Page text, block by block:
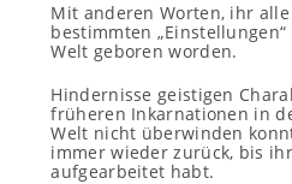
Mit anderen Worten, ihr
bestimmten
Welt geboren worden.
Hindernisse geistigen
früheren Inkarnationen in
Welt nicht überwinden
immer wieder zurück, bis
aufgearbeitet habt.